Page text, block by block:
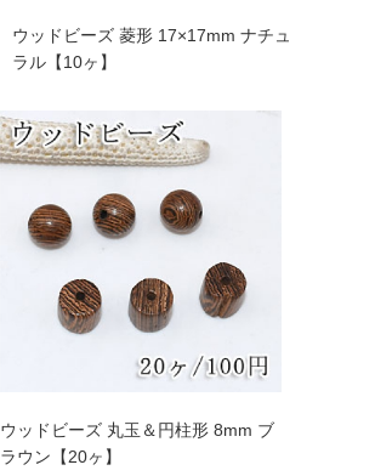
ウッドビーズ 菱形 17×17mm ナチュ
ラル【10ヶ】
ウッドビーズ 丸玉＆円柱形 8mm ブ
ラウン【20ヶ】